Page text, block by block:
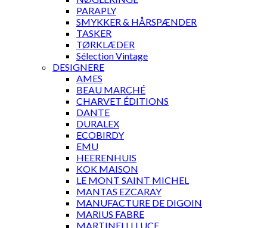
PARAPLY
SMYKKER & HÅRSPÆNDER
TASKER
TØRKLÆDER
Sélection Vintage
DESIGNERE
AMES
BEAU MARCHÉ
CHARVET ÉDITIONS
DANTE
DURALEX
ECOBIRDY
EMU
HEERENHUIS
KOK MAISON
LE MONT SAINT MICHEL
MANTAS EZCARAY
MANUFACTURE DE DIGOIN
MARIUS FABRE
MARTINELLI LUCE